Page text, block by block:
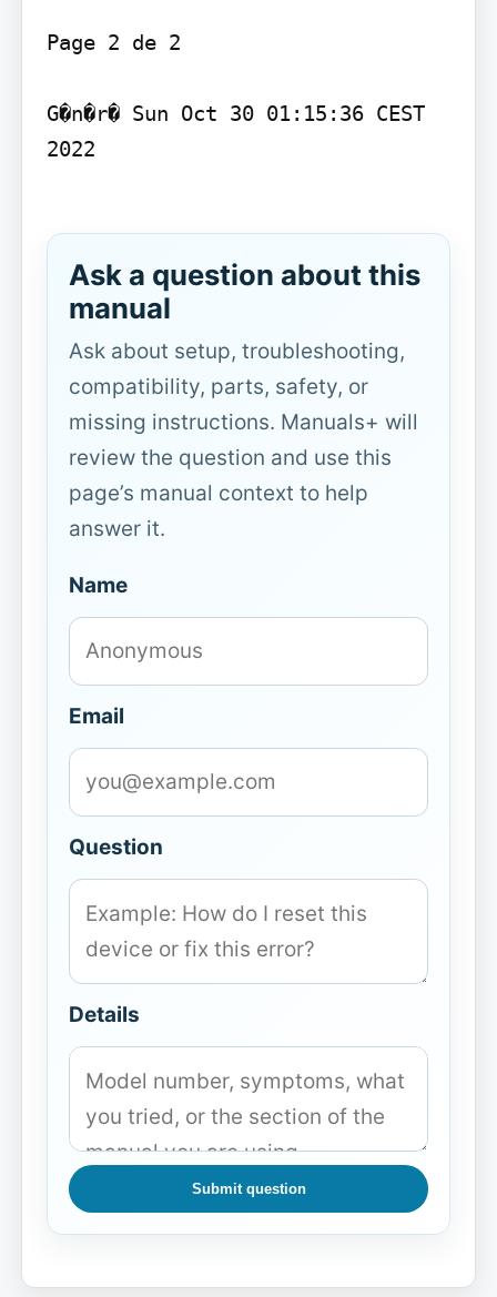
Page 2 de 2
G�n�r� Sun Oct 30 01:15:36 CEST
2022
Ask a question about this
manual
Ask about setup, troubleshooting,
compatibility, parts, safety, or
missing instructions. Manuals+ will
review the question and use this
page’s manual context to help
answer it.
Name
Email
Question
Details
Submit question